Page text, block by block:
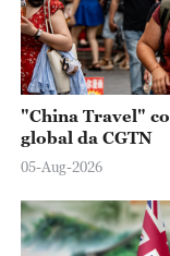
"China Travel"
global da CGTN
05-Aug-2026